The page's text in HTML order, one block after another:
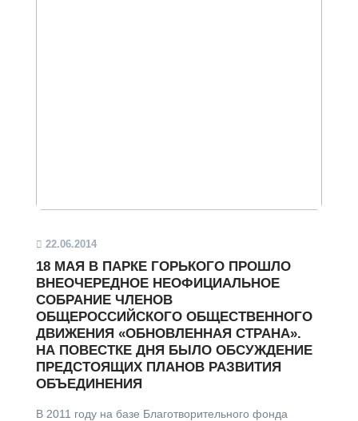
22.06.2014
18 МАЯ В ПАРКЕ ГОРЬКОГО ПРОШЛО
ВНЕОЧЕРЕДНОЕ НЕОФИЦИАЛЬНОЕ
СОБРАНИЕ ЧЛЕНОВ
ОБЩЕРОССИЙСКОГО ОБЩЕСТВЕННОГО
ДВИЖЕНИЯ «ОБНОВЛЕННАЯ СТРАНА».
НА ПОВЕСТКЕ ДНЯ БЫЛО ОБСУЖДЕНИЕ
ПРЕДСТОЯЩИХ ПЛАНОВ РАЗВИТИЯ
ОБЪЕДИНЕНИЯ
В 2011 году на базе Благотворительного фонда